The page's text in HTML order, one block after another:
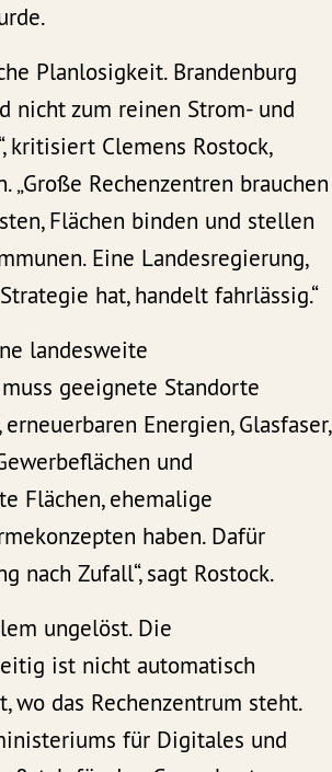
Planlosigkeit. Brandenburg
nicht zum reinen Strom- und
kritisiert Clemens Rostock,
Rechenzentren brauchen
Flächen binden und stellen
Eine Landesregierung,
hat, handelt fahrlässig.“
landesweite
geeignete Standorte
Energien, Glasfaser,
und
Flächen, ehemalige
haben. Dafür
nach Zufall“, sagt Rostock.
ungelöst. Die
ist nicht automatisch
wo das Rechenzentrum steht.
für Digitales und